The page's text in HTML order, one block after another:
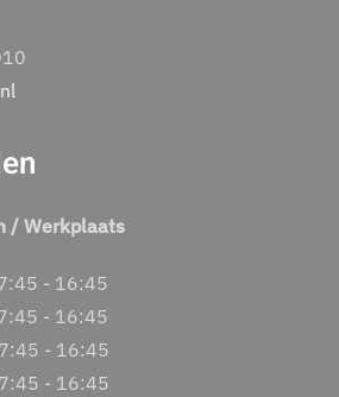
/ Werkplaats
- 16:45
- 16:45
- 16:45
- 16:45